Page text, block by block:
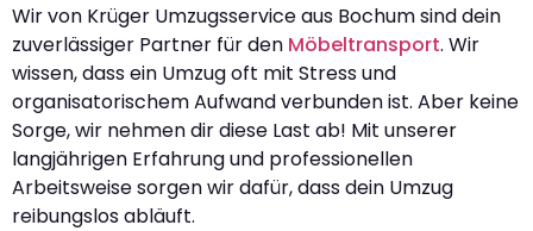
Wir von Krüger Umzugsservice aus Bochum sind dein
zuverlässiger Partner für den Möbeltransport. Wir
wissen, dass ein Umzug oft mit Stress und
organisatorischem Aufwand verbunden ist. Aber keine
Sorge, wir nehmen dir diese Last ab! Mit unserer
langjährigen Erfahrung und professionellen
Arbeitsweise sorgen wir dafür, dass dein Umzug
reibungslos abläuft.